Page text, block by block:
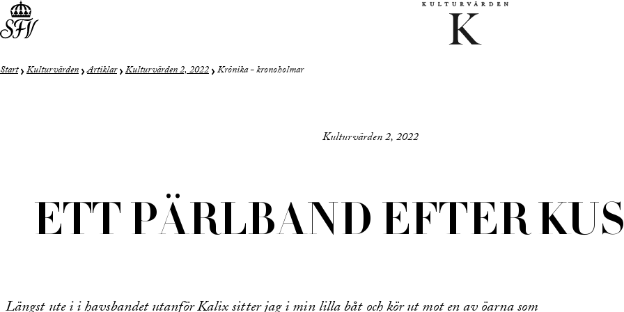
Start Kulturvärden Artiklar Kulturvärden 2, 2022 Krönika - kronoholmar
Kulturvärden 2, 2022
ETT PÄRLBAND EFTER